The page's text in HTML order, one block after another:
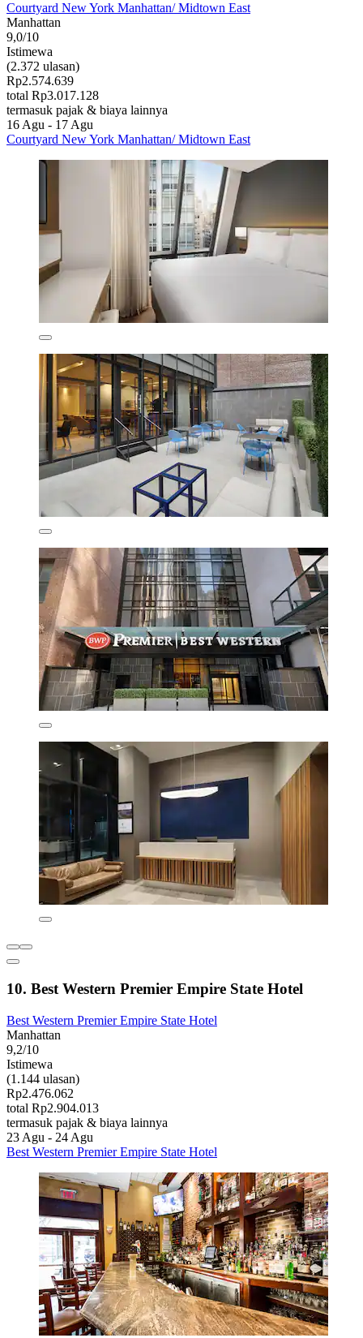
Courtyard New York Manhattan/ Midtown East
Manhattan
9,0/10
Istimewa
(2.372 ulasan)
Rp2.574.639
total Rp3.017.128
termasuk pajak & biaya lainnya
16 Agu - 17 Agu
Courtyard New York Manhattan/ Midtown East
10. Best Western Premier Empire State Hotel
Best Western Premier Empire State Hotel
Manhattan
9,2/10
Istimewa
(1.144 ulasan)
Rp2.476.062
total Rp2.904.013
termasuk pajak & biaya lainnya
23 Agu - 24 Agu
Best Western Premier Empire State Hotel